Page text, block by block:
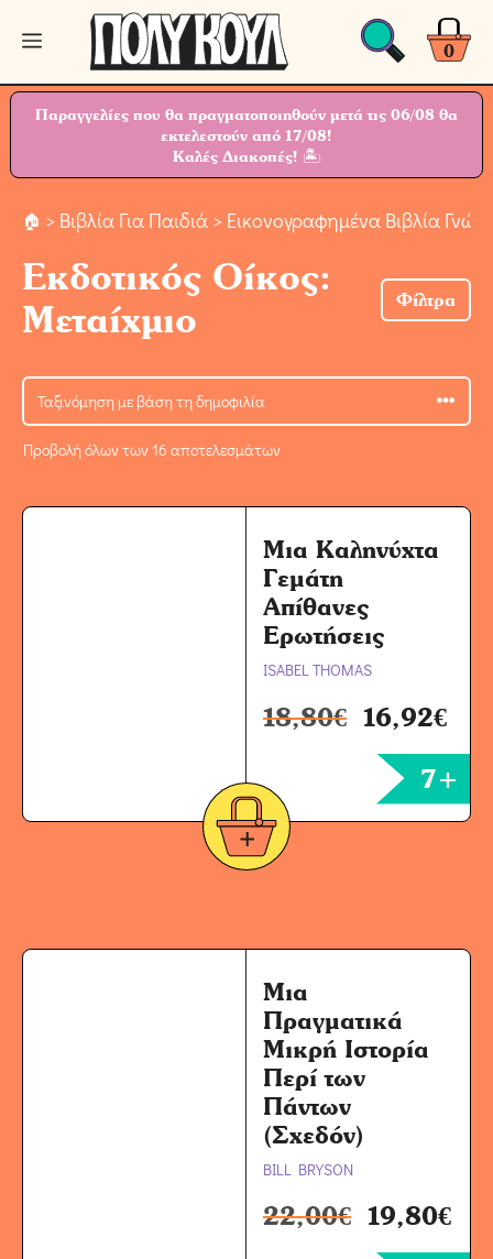
Μετάβαση
περιεχόμενο
0
Μενού
Παραγγελίες που θα πραγματοποιηθούν μετά τις 06/08 θα
εκτελεστούν από 17/08!
Καλές Διακοπές! 🏝
> Βιβλία Για Παιδιά > Εικονογραφημένα Βιβλία
Εκδοτικός Οίκος:
Μεταίχμιο
Φίλτρα
Προβολή όλων των 16 αποτελεσμάτων
Μια Καληνύχτα
Γεμάτη
Απίθανες
Ερωτήσεις
ISABEL THOMAS
18,80€ 16,92€
7+
Μια
Πραγματικά
Μικρή Ιστορία
Περί των
Πάντων
(Σχεδόν)
BILL BRYSON
22,00€ 19,80€